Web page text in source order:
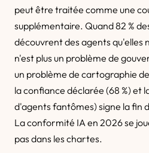
peut être traitée comme une
supplémentaire. Quand 82 %
découvrent des agents qu'elles
n'est plus un problème de
un problème de cartographie
la confiance déclarée (68 %) et
d'agents fantômes) signe la fin
La conformité IA en 2026 se
pas dans les chartes.